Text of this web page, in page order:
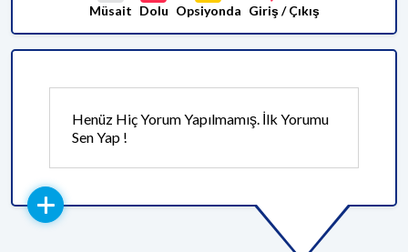
Müsait Dolu Opsiyonda Giriş / Çıkış
Henüz Hiç Yorum Yapılmamış. İlk Yorumu
Sen Yap !